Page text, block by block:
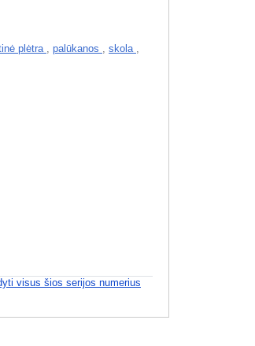
plėtra , palūkanos , skola ,
visus šios serijos numerius